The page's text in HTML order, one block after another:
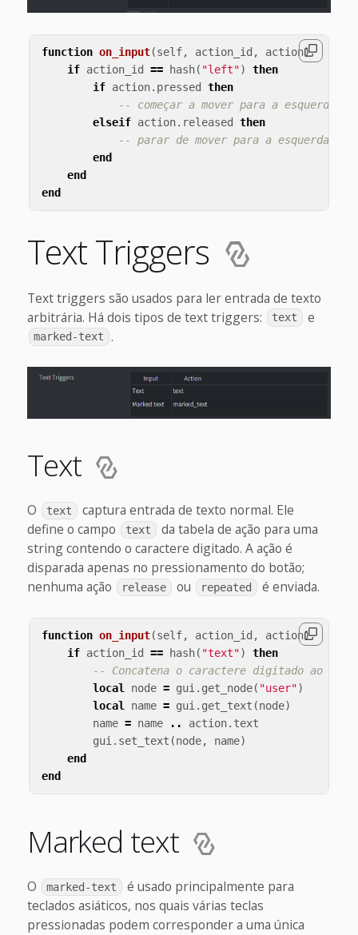
function on_input(self, action_id , action)
if action_id == hash( "left")
then
if action. pressed
then
-- começar a mover para a esquerda
elseif action. released
then
-- parar de mover para a esquerda
end
end
end
Text Triggers
Text triggers são usados para ler entrada de texto
arbitrária. Há dois tipos de text triggers:
text e
marked-text .
Text
O text
captura entrada de texto normal. Ele
define o campo
text
da tabela de ação para uma
string contendo o caractere digitado. A ação é
disparada apenas no pressionamento do botão;
nenhuma ação
release ou repeated é enviada.
function on_input(self, action_id , action)
if action_id == hash( "text")
then
-- Concatena o caractere digitado ao
local node = gui. get_node( "user")
local name = gui. get_text (node)
name = name .. action. text
gui. set_text (node, name)
end
end
Marked text
O marked-text
é usado principalmente para
teclados asiáticos, nos quais várias teclas
pressionadas podem corresponder a uma única